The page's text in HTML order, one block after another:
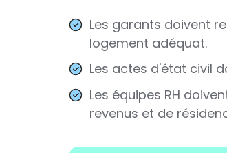
Les garants doivent
logement adéquat.
Les actes d'état civil
Les équipes RH
revenus et de